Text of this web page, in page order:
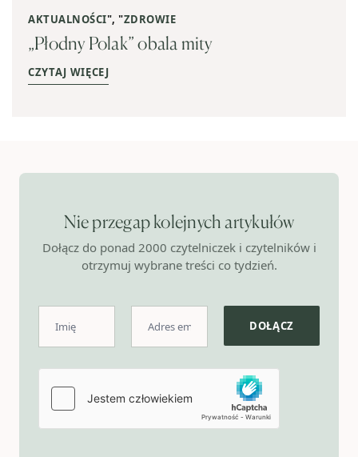
AKTUALNOŚCI", "ZDROWIE
„Płodny Polak” obala mity
CZYTAJ WIĘCEJ
Nie przegap kolejnych artykułów
Dołącz do ponad 2000 czytelniczek i czytelników i
otrzymuj wybrane treści co tydzień.